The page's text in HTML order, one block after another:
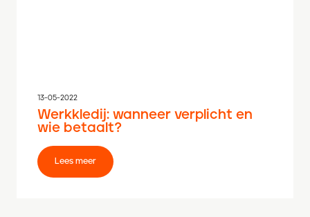
13-05-2022
Werkkledij: wanneer verplicht en
wie betaalt?
Lees meer